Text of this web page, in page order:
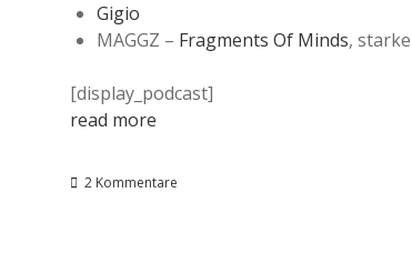
Gigio
MAGGZ – Fragments Of Minds,
[display_podcast]
read more
2 Kommentare